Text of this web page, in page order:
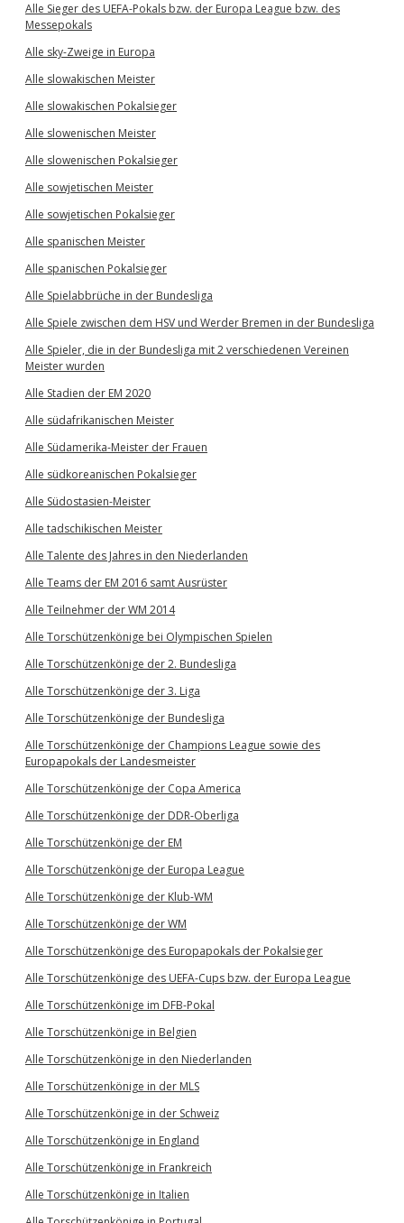
Alle Sieger des UEFA-Pokals bzw. der Europa League bzw. des
Messepokals
Alle sky-Zweige in Europa
Alle slowakischen Meister
Alle slowakischen Pokalsieger
Alle slowenischen Meister
Alle slowenischen Pokalsieger
Alle sowjetischen Meister
Alle sowjetischen Pokalsieger
Alle spanischen Meister
Alle spanischen Pokalsieger
Alle Spielabbrüche in der Bundesliga
Alle Spiele zwischen dem HSV und Werder Bremen in der Bundesliga
Alle Spieler, die in der Bundesliga mit 2 verschiedenen Vereinen
Meister wurden
Alle Stadien der EM 2020
Alle südafrikanischen Meister
Alle Südamerika-Meister der Frauen
Alle südkoreanischen Pokalsieger
Alle Südostasien-Meister
Alle tadschikischen Meister
Alle Talente des Jahres in den Niederlanden
Alle Teams der EM 2016 samt Ausrüster
Alle Teilnehmer der WM 2014
Alle Torschützenkönige bei Olympischen Spielen
Alle Torschützenkönige der 2. Bundesliga
Alle Torschützenkönige der 3. Liga
Alle Torschützenkönige der Bundesliga
Alle Torschützenkönige der Champions League sowie des
Europapokals der Landesmeister
Alle Torschützenkönige der Copa America
Alle Torschützenkönige der DDR-Oberliga
Alle Torschützenkönige der EM
Alle Torschützenkönige der Europa League
Alle Torschützenkönige der Klub-WM
Alle Torschützenkönige der WM
Alle Torschützenkönige des Europapokals der Pokalsieger
Alle Torschützenkönige des UEFA-Cups bzw. der Europa League
Alle Torschützenkönige im DFB-Pokal
Alle Torschützenkönige in Belgien
Alle Torschützenkönige in den Niederlanden
Alle Torschützenkönige in der MLS
Alle Torschützenkönige in der Schweiz
Alle Torschützenkönige in England
Alle Torschützenkönige in Frankreich
Alle Torschützenkönige in Italien